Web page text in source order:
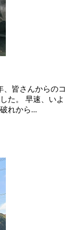
、皆さんからのコ
た。 早速、いよ
れから...